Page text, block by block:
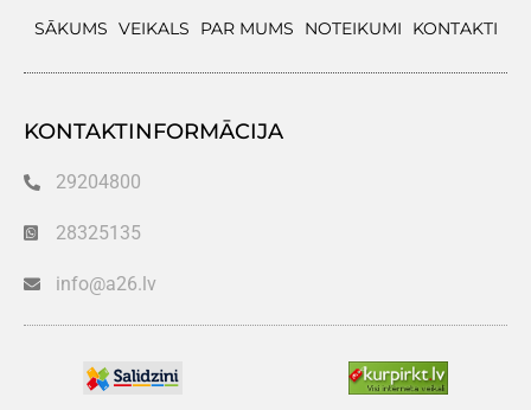
SĀKUMS VEIKALS PAR MUMS NOTEIKUMI KONTAKTI
KONTAKTINFORMĀCIJA
29204800
28325135
info@a26.lv